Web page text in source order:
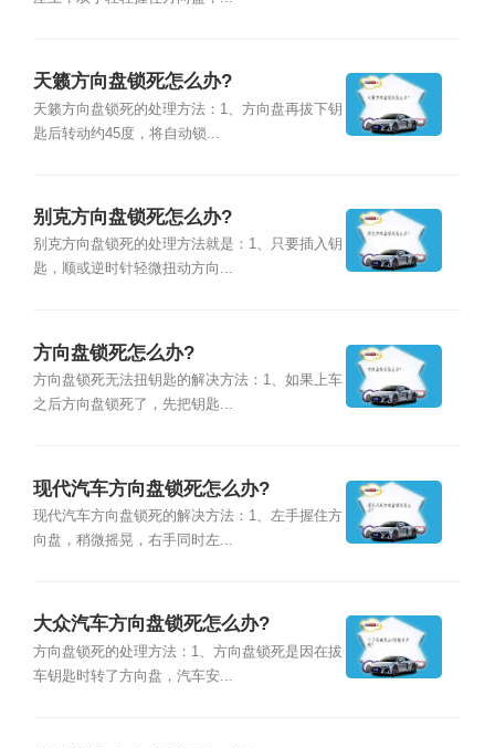
天籁方向盘锁死怎么办?
天籁方向盘锁死的处理方法：1、方向盘再拔下钥
匙后转动约45度，将自动锁...
别克方向盘锁死怎么办?
别克方向盘锁死的处理方法就是：1、只要插入钥
匙，顺或逆时针轻微扭动方向...
方向盘锁死怎么办?
方向盘锁死无法扭钥匙的解决方法：1、如果上车
之后方向盘锁死了，先把钥匙...
现代汽车方向盘锁死怎么办?
现代汽车方向盘锁死的解决方法：1、左手握住方
向盘，稍微摇晃，右手同时左...
大众汽车方向盘锁死怎么办?
方向盘锁死的处理方法：1、方向盘锁死是因在拔
车钥匙时转了方向盘，汽车安...